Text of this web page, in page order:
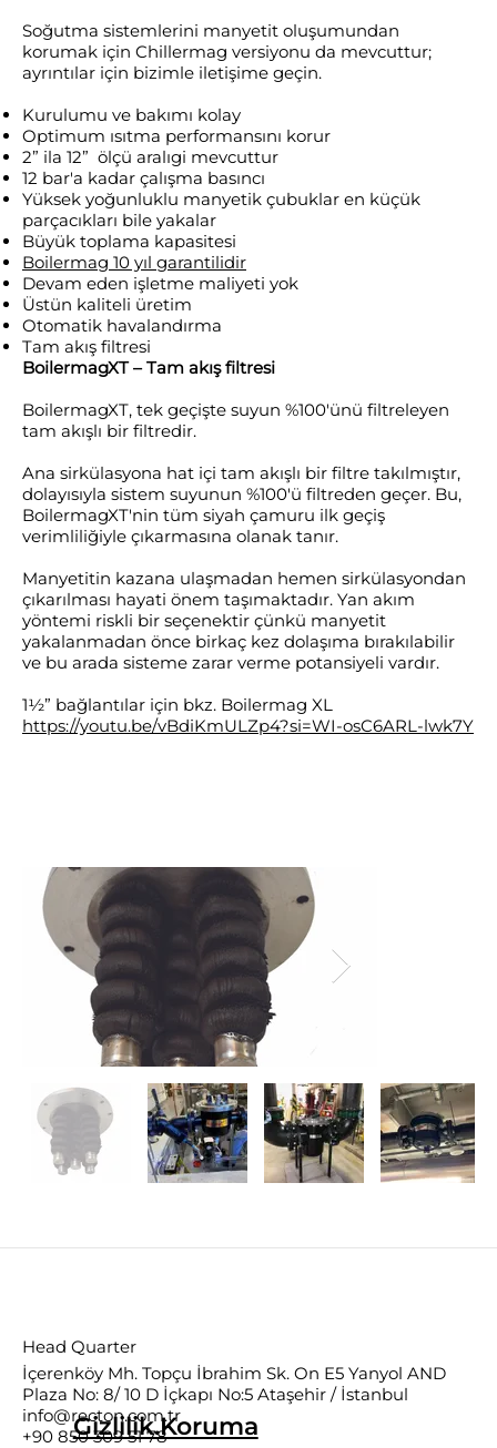
Soğutma sistemlerini manyetit oluşumundan
korumak için Chillermag versiyonu da mevcuttur;
ayrıntılar için bizimle iletişime geçin.
Kurulumu ve bakımı kolay
Optimum ısıtma performansını korur
2” ila 12” ölçü aralıgi mevcuttur
12 bar'a kadar çalışma basıncı
Yüksek yoğunluklu manyetik çubuklar en küçük
parçacıkları bile yakalar
Büyük toplama kapasitesi
Boilermag 10 yıl garantilidir
Devam eden işletme maliyeti yok
Üstün kaliteli üretim
Otomatik havalandırma
Tam akış filtresi
BoilermagXT – Tam akış filtresi
BoilermagXT, tek geçişte suyun %100'ünü filtreleyen
tam akışlı bir filtredir.
Ana sirkülasyona hat içi tam akışlı bir filtre takılmıştır,
dolayısıyla sistem suyunun %100'ü filtreden geçer. Bu,
BoilermagXT'nin tüm siyah çamuru ilk geçiş
verimliliğiyle çıkarmasına olanak tanır.
Manyetitin kazana ulaşmadan hemen sirkülasyondan
çıkarılması hayati önem taşımaktadır. Yan akım
yöntemi riskli bir seçenektir çünkü manyetit
yakalanmadan önce birkaç kez dolaşıma bırakılabilir
ve bu arada sisteme zarar verme potansiyeli vardır.
1½” bağlantılar için bkz. Boilermag XL
https://youtu.be/vBdiKmULZp4?si=WI-osC6ARL-lwk7Y
Head Quarter
İçerenköy Mh. Topçu İbrahim Sk. On E5 Yanyol AND
Plaza No: 8/ 10 D İçkapı No:5 Ataşehir / İstanbul
info@recton.com.tr
+90 850 309 51 78
Gizlilik.Koruma